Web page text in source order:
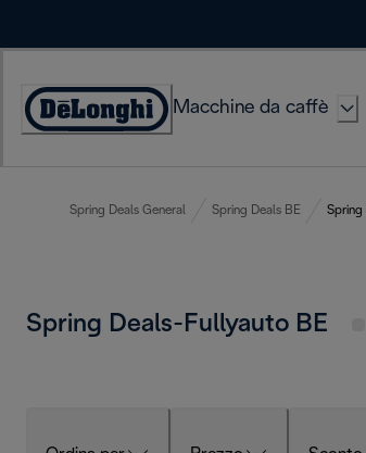
Accessibility
Macchine da caffè
Spring Deals General Spring Deals BE Spring
Spring Deals-Fullyauto BE